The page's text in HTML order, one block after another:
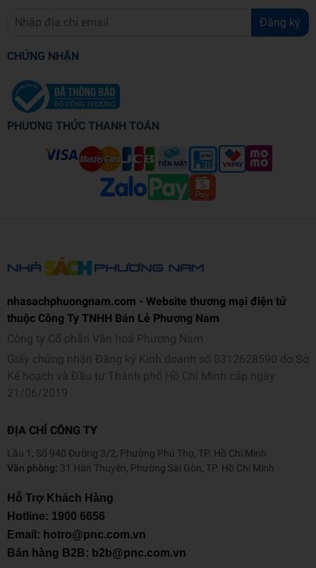
Đăng ký
CHỨNG NHẬN
PHƯƠNG THỨC THANH TOÁN
nhasachphuongnam.com - Website thương mại điện tử
thuộc Công Ty TNHH Bán Lẻ Phương Nam
Công ty Cổ phần Văn hoá Phương Nam
Giấy chứng nhận Đăng ký Kinh doanh số 0312628590 do Sở
Kế hoạch và Đầu tư Thành phố Hồ Chí Minh cấp ngày
21/06/2019
ĐỊA CHỈ CÔNG TY
Lầu 1, Số 940 Đường 3/2, Phường Phú Thọ, TP. Hồ Chí Minh
Văn phòng: 31 Hàn Thuyên, Phường Sài Gòn, TP. Hồ Chí Minh
Hỗ Trợ Khách Hàng
Hotline: 1900 6656
Email: hotro@pnc.com.vn
Bán hàng B2B: b2b@pnc.com.vn